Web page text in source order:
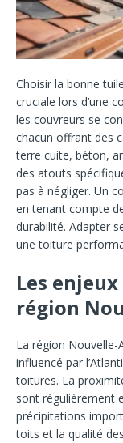
Choisir la bonne
cruciale lors d’une
les couvreurs se
chacun offrant des
terre cuite, béton,
des atouts
pas à négliger. Un
en tenant compte
durabilité. Adapter
une toiture
Les
région
La région Nouvelle-
influencé par
toitures. La
sont régulièrement
précipitations
toits et la qualité